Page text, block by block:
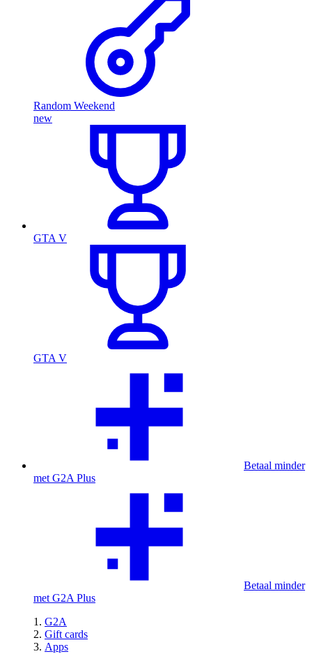
Random Weekend
new
GTA V
GTA V
Betaal minder
met G2A Plus
Betaal minder
met G2A Plus
G2A
Gift cards
Apps